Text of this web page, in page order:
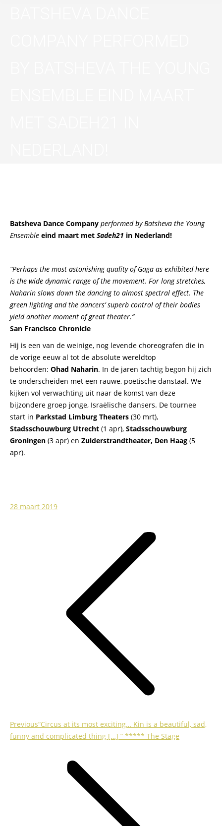
Batsheva Dance Company performed by Batsheva the Young
Ensemble eind maart met Sadeh21 in Nederland!
“Perhaps the most astonishing quality of Gaga as exhibited here
is the wide dynamic range of the movement. For long stretches,
Naharin slows down the dancing to almost spectral effect. The
green lighting and the dancers’ superb control of their bodies
yield another moment of great theater.”
San Francisco Chronicle
Hij is een van de weinige, nog levende choreografen die in
de vorige eeuw al tot de absolute wereldtop
behoorden: Ohad Naharin. In de jaren tachtig begon hij zich
te onderscheiden met een rauwe, poëtische danstaal. We
kijken vol verwachting uit naar de komst van deze
bijzondere groep jonge, Israëlische dansers. De tournee
start in Parkstad Limburg Theaters (30 mrt),
Stadsschouwburg Utrecht (1 apr), Stadsschouwburg
Groningen (3 apr) en Zuiderstrandtheater, Den Haag (5
apr).
28 maart 2019
PreviousPrevious
post:
“Circus at its most exciting… Kin is a beautiful, sad,
funny and complicated thing […] ” ***** The Stage